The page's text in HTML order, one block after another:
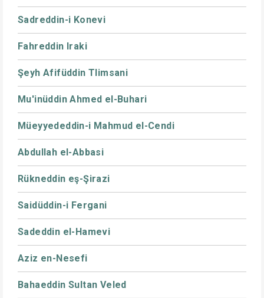
Sadreddin-i Konevi
Fahreddin Iraki
Şeyh Afifüddin Tlimsani
Mu'inüddin Ahmed el-Buhari
Müeyyededdin-i Mahmud el-Cendi
Abdullah el-Abbasi
Rükneddin eş-Şirazi
Saidüddin-i Fergani
Sadeddin el-Hamevi
Aziz en-Nesefi
Bahaeddin Sultan Veled